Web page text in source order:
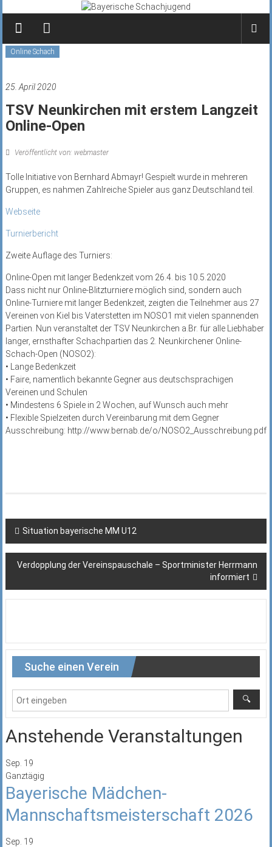
springen
Online Schach
25. April 2020
TSV Neunkirchen mit erstem Langzeit
Online-Open
Veröffentlicht von: webmaster
Tolle Initiative von Bernhard Abmayr! Gespielt wurde in mehreren
Gruppen, es nahmen Zahlreiche Spieler aus ganz Deutschland teil.
Webseite
Turnierbericht
Zweite Auflage des Turniers:
Online-Open mit langer Bedenkzeit vom 26.4. bis 10.5.2020
Dass nicht nur Online-Blitzturniere möglich sind, sondern auch
Online-Turniere mit langer Bedenkzeit, zeigten die Teilnehmer aus 27
Vereinen von Kiel bis Vaterstetten im NOSO1 mit vielen spannenden
Partien. Nun veranstaltet der TSV Neunkirchen a.Br. für alle Liebhaber
langer, ernsthafter Schachpartien das 2. Neunkirchener Online-
Schach-Open (NOSO2):
• Lange Bedenkzeit
• Faire, namentlich bekannte Gegner aus deutschsprachigen
Vereinen und Schulen
• Mindestens 6 Spiele in 2 Wochen, auf Wunsch auch mehr
• Flexible Spielzeiten durch Vereinbarung mit dem Gegner
Ausschreibung: http://www.bernab.de/o/NOSO2_Ausschreibung.pdf
Beitragsnavigation
Situation bayerische MM U12
Verdopplung der Vereinspauschale – Sportminister Herrmann
informiert
Suche einen Verein
Anstehende Veranstaltungen
Sep. 19
Ganztägig
Bayerische Mädchen-
Mannschaftsmeisterschaft 2026
Sep. 19